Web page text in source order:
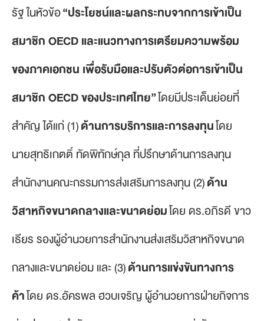
รัฐ ในหัวข้อ“ประโยชน์และผลกระทบจากการเข้าเป็น
สมาชิก OECD และแนวทางการเตรียมความพร้อม
ของภาคเอกชน เพื่อรับมือและปรับตัวต่อการเข้าเป็น
สมาชิก OECD ของประเทศไทย”โดยมีประเด็นย่อยที่
สำคัญ ได้แก่ (1)ด้านการบริการและการลงทุนโดย
นายสุทธิเกตติ์ ทัดพิทักษ์กุล ที่ปรึกษาด้านการลงทุน
สำนักงานคณะกรรมการส่งเสริมการลงทุน (2)ด้าน
วิสาหกิจขนาดกลางและขนาดย่อมโดย ดร.อภิรดี ขาว
เธียร รองผู้อำนวยการสำนักงานส่งเสริมวิสาหกิจขนาด
กลางและขนาดย่อม และ (3)ด้านการแข่งขันทางการ
ค้าโดย ดร.อัครพล ฮวบเจริญ ผู้อำนวยการฝ่ายกิจการ